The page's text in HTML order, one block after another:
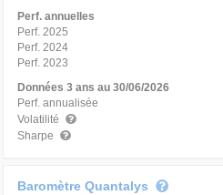
Perf. annuelles
Perf. 2025
Perf. 2024
Perf. 2023
Données 3 ans au 30/06/2026
Perf. annualisée
Volatilité
Sharpe
Baromètre Quantalys